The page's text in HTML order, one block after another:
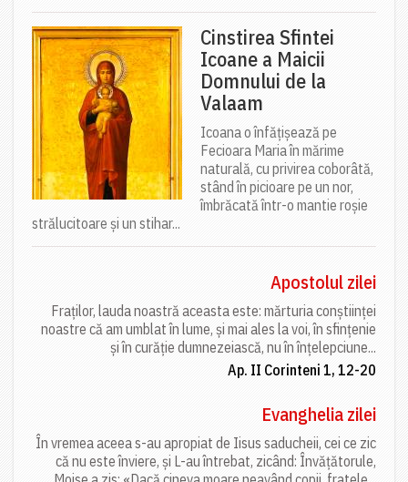
Cinstirea Sfintei
Icoane a Maicii
Domnului de la
Valaam
Icoana o înfățișează pe
Fecioara Maria în mărime
naturală, cu privirea coborâtă,
stând în picioare pe un nor,
îmbrăcată într-o mantie roșie
strălucitoare și un stihar...
Apostolul zilei
Fraților, lauda noastră aceasta este: mărturia conștiinței
noastre că am umblat în lume, și mai ales la voi, în sfințenie
și în curăție dumnezeiască, nu în înțelepciune...
Ap. II Corinteni 1, 12-20
Evanghelia zilei
În vremea aceea s-au apropiat de Iisus saducheii, cei ce zic
că nu este înviere, și L-au întrebat, zicând: Învățătorule,